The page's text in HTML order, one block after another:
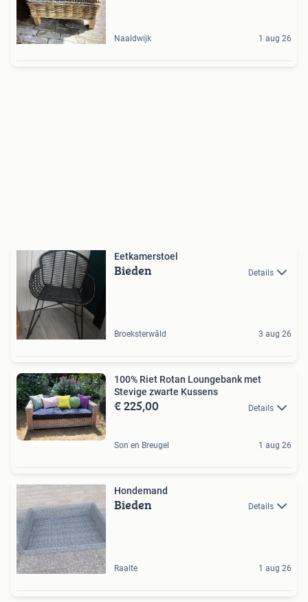
Naaldwijk 1 aug 26
Eetkamerstoel
Bieden Details
Broeksterwâld 3 aug 26
100% Riet Rotan Loungebank met
Stevige zwarte Kussens
€ 225,00 Details
Son en Breugel 1 aug 26
Hondemand
Bieden Details
Raalte 1 aug 26